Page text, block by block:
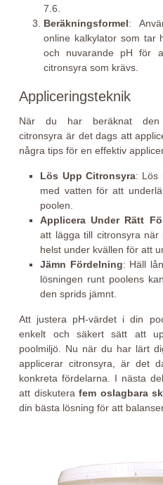
7.6.
Beräkningsformel:
online kalkylator som tar
och nuvarande pH för
citronsyra som krävs.
Appliceringsteknik
När du har beräknat den
citronsyra är det dags att
några tips för en effektiv
Lös Upp Citronsyra: Lös
med vatten för att
poolen.
Applicera Under Rätt
att lägga till citronsyra
helst under kvällen för att
Jämn Fördelning: Häll
lösningen runt poolens
den sprids jämnt.
Att justera pH-värdet i din
enkelt och säkert sätt att
poolmiljö. Nu när du har lärt
applicerar citronsyra, är det
konkreta fördelarna. I nästa
att diskuterafem oslagbara
din bästa lösning för att